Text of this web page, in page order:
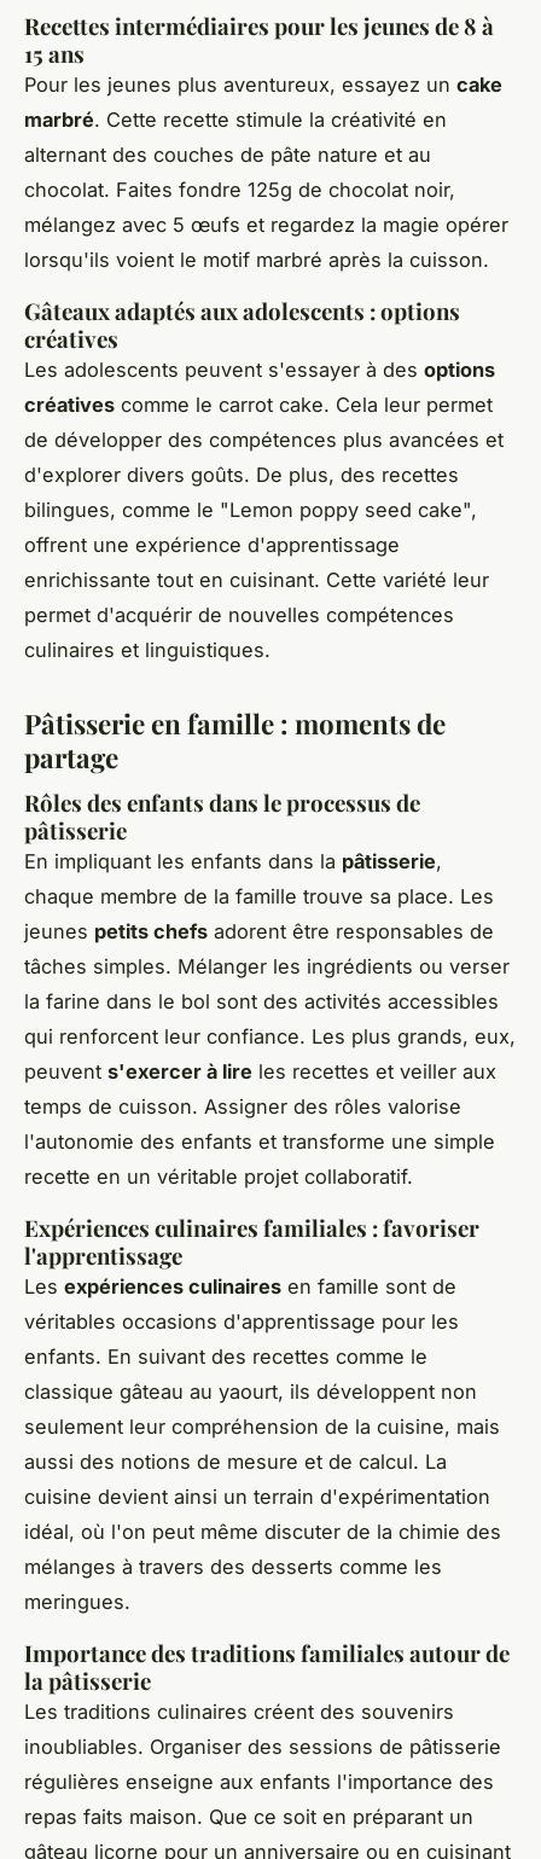
Recettes intermédiaires pour les jeunes de 8 à
15 ans
Pour les jeunes plus aventureux, essayez un cake
marbré. Cette recette stimule la créativité en
alternant des couches de pâte nature et au
chocolat. Faites fondre 125g de chocolat noir,
mélangez avec 5 œufs et regardez la magie opérer
lorsqu'ils voient le motif marbré après la cuisson.
Gâteaux adaptés aux adolescents : options
créatives
Les adolescents peuvent s'essayer à des options
créatives comme le carrot cake. Cela leur permet
de développer des compétences plus avancées et
d'explorer divers goûts. De plus, des recettes
bilingues, comme le "Lemon poppy seed cake",
offrent une expérience d'apprentissage
enrichissante tout en cuisinant. Cette variété leur
permet d'acquérir de nouvelles compétences
culinaires et linguistiques.
Pâtisserie en famille : moments de
partage
Rôles des enfants dans le processus de
pâtisserie
En impliquant les enfants dans la pâtisserie,
chaque membre de la famille trouve sa place. Les
jeunes petits chefs adorent être responsables de
tâches simples. Mélanger les ingrédients ou verser
la farine dans le bol sont des activités accessibles
qui renforcent leur confiance. Les plus grands, eux,
peuvent s'exercer à lire les recettes et veiller aux
temps de cuisson. Assigner des rôles valorise
l'autonomie des enfants et transforme une simple
recette en un véritable projet collaboratif.
Expériences culinaires familiales : favoriser
l'apprentissage
Les expériences culinaires en famille sont de
véritables occasions d'apprentissage pour les
enfants. En suivant des recettes comme le
classique gâteau au yaourt, ils développent non
seulement leur compréhension de la cuisine, mais
aussi des notions de mesure et de calcul. La
cuisine devient ainsi un terrain d'expérimentation
idéal, où l'on peut même discuter de la chimie des
mélanges à travers des desserts comme les
meringues.
Importance des traditions familiales autour de
la pâtisserie
Les traditions culinaires créent des souvenirs
inoubliables. Organiser des sessions de pâtisserie
régulières enseigne aux enfants l'importance des
repas faits maison. Que ce soit en préparant un
gâteau licorne pour un anniversaire ou en cuisinant